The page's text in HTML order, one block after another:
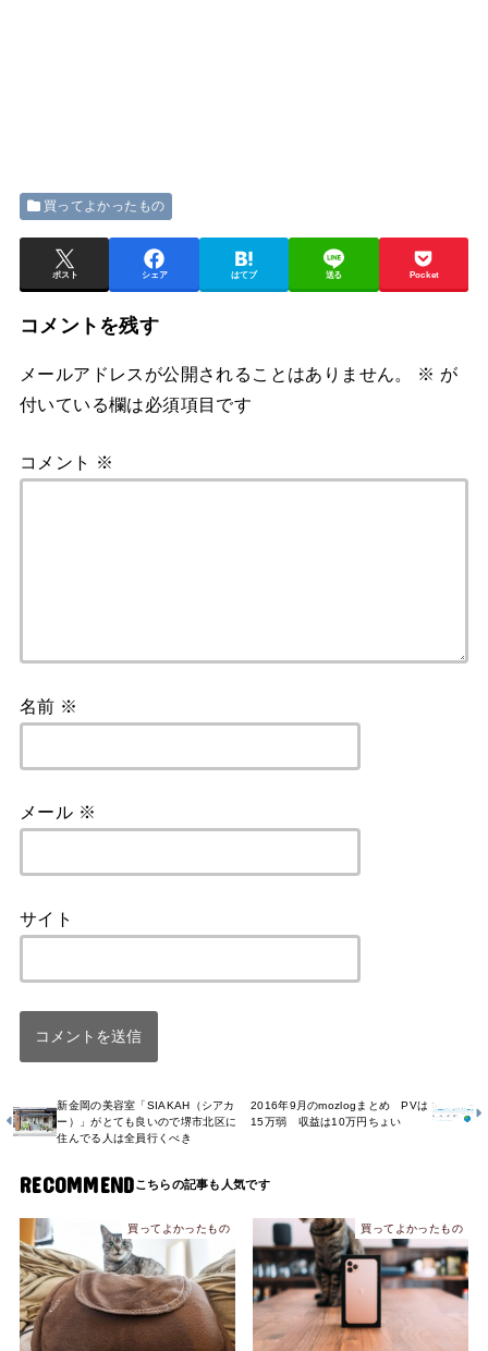
買ってよかったもの
ポスト シェア はてブ 送る Pocket
コメントを残す
メールアドレスが公開されることはありません。 ※ が
付いている欄は必須項目です
コメント ※
名前 ※
メール ※
サイト
新金岡の美容室「SIAKAH（シアカ
ー）」がとても良いので堺市北区に
住んでる人は全員行くべき
2016年9月のmozlogまとめ PVは
15万弱 収益は10万円ちょい
RECOMMEND
買ってよかったもの 買ってよかったもの